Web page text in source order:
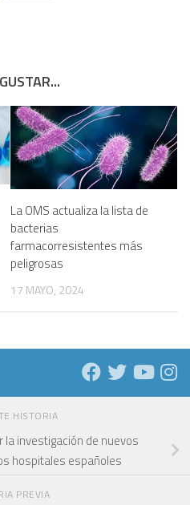
La OMS actualiza la lista de
bacterias
farmacorresistentes más
peligrosas
17 MAYO, 2024
HISTORIA
investigación de nuevos
hospitales españoles
PREVIA